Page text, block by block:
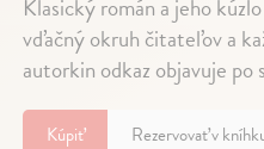
Klasický román a jeho
vďačný okruh čitateľov a
autorkin odkaz objavuje po
Kúpiť Rezervovať v